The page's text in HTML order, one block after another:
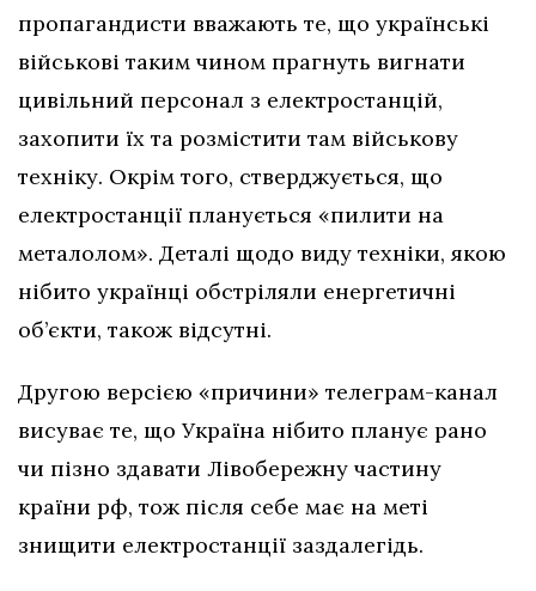
пропагандисти вважають те, що українські
військові таким чином прагнуть вигнати
цивільний персонал з електростанцій,
захопити їх та розмістити там військову
техніку. Окрім того, стверджується, що
електростанції планується «пилити на
металолом». Деталі щодо виду техніки, якою
нібито українці обстріляли енергетичні
об’єкти, також відсутні.
Другою версією «причини» телеграм-канал
висуває те, що Україна нібито планує рано
чи пізно здавати Лівобережну частину
країни рф, тож після себе має на меті
знищити електростанції заздалегідь.